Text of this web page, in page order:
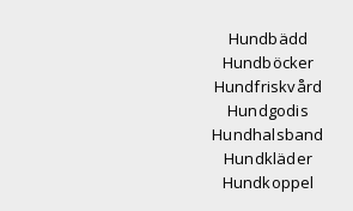
Hundbädd
Hundböcker
Hundfriskvård
Hundgodis
Hundhalsband
Hundkläder
Hundkoppel